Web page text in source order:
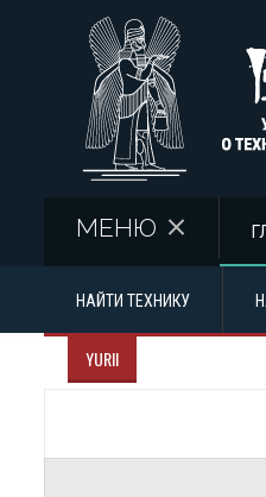
МЕНЮ
НАЙТИ ТЕХНИКУ
YURII